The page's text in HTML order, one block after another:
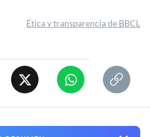
Ética y transparencia de BBCL